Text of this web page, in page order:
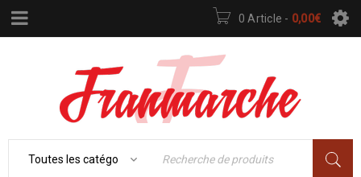
0 Article - 0,00€